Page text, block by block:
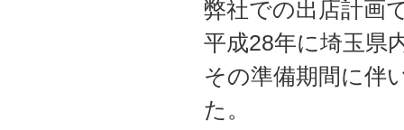
弊社での出店計画
平成28年に埼玉県
その準備期間に伴
た。